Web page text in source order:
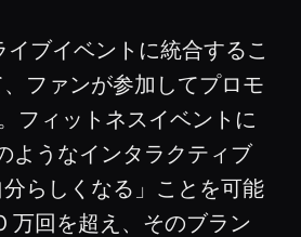
ブイベントに統合するこ
ファンが参加してプロモ
フィットネスイベントに
ようなインタラクティブ
らしくなる」ことを可能
万回を超え、そのブラン